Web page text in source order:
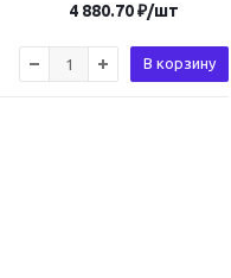
4 880.70₽/шт
В корзину